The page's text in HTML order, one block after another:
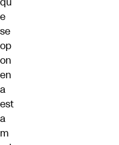
e
se
op
on
en
a
est
a
m